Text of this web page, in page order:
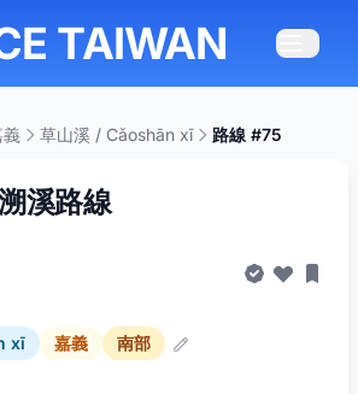
TAIWAN
義 草山溪 / Cǎoshān xī 路線 #75
溪路線
xī 嘉義 南部